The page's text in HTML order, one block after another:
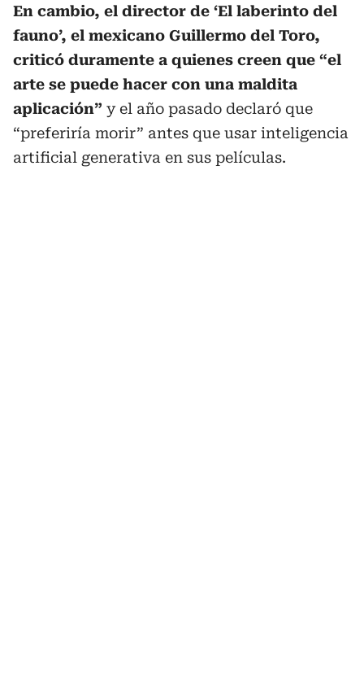
En cambio, el director de ‘El laberinto del
fauno’, el mexicano Guillermo del Toro,
criticó duramente a quienes creen que “el
arte se puede hacer con una maldita
aplicación” y el año pasado declaró que
“preferiría morir” antes que usar inteligencia
artificial generativa en sus películas.